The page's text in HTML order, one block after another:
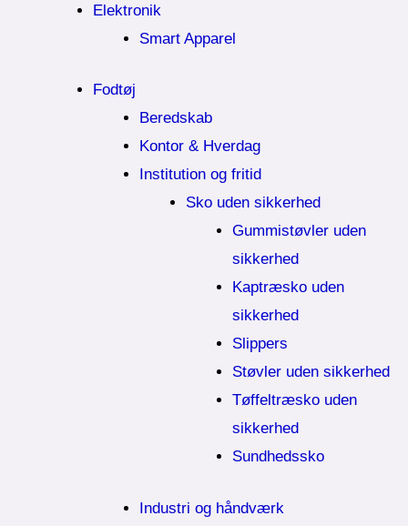
Elektronik
Smart Apparel
Fodtøj
Beredskab
Kontor & Hverdag
Institution og fritid
Sko uden sikkerhed
Gummistøvler uden
sikkerhed
Kaptræsko uden
sikkerhed
Slippers
Støvler uden sikkerhed
Tøffeltræsko uden
sikkerhed
Sundhedssko
Industri og håndværk